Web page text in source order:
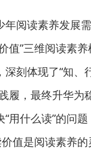
阅读素养发展
”三维阅读素
刻体现了“知、
履，最终升华
用什么读”的问
值是阅读素养